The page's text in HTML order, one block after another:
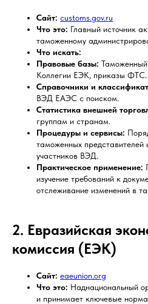
Сайт: customs.gov.ru
Что это: Главный источник
таможенному
Что искать:
Правовые базы:
Коллегии ЕЭК, приказы ФТС.
Справочники и
ВЭД ЕАЭС с поиском.
Статистика внешней
группам и странам.
Процедуры и сервисы:
таможенных представителей
участников ВЭД.
Практическое применение:
изучение требований к
отслеживание изменений в
2. Евразийская
комиссия (ЕЭК)
Сайт: eaeunion.org
Что это: Наднациональный
и принимает ключевые